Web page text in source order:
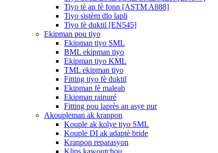
Tiyo tè an fè fonn [ASTM A888]
Tiyo sistèm dlo lapli
Tiyo fè duktil [EN545]
Ekipman pou tiyo
Ekipman tiyo SML
BML ekipman tiyo
Ekipman tiyo KML
TML ekipman tiyo
Fitting tiyo fè duktil
Ekipman fè maleab
Ekipman rainuré
Fitting pou laprès an asye pur
Akoupleman ak kranpon
Kouple ak kolye tiyo SML
Kouple DI ak adaptè bride
Kranpon reparasyon
Klips kawoutchou